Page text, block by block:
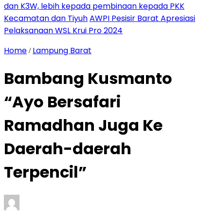
dan K3W, lebih kepada pembinaan kepada PKK
Kecamatan dan TiyuhAWPI Pesisir Barat Apresiasi
Pelaksanaan WSL Krui Pro 2024
Home / Lampung Barat
Bambang Kusmanto
“Ayo Bersafari
Ramadhan Juga Ke
Daerah-daerah
Terpencil”